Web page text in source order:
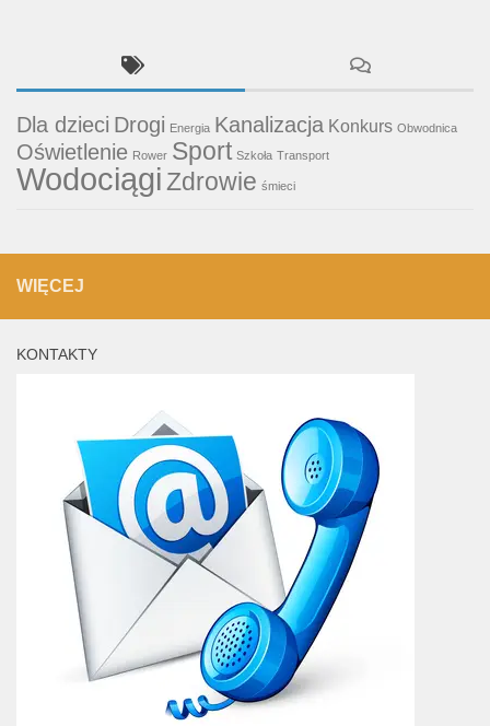
Dla dzieci Drogi Energia Kanalizacja Konkurs Obwodnica
Oświetlenie Rower Sport Szkoła Transport
WodociągiZdrowie śmieci
WIĘCEJ
KONTAKTY